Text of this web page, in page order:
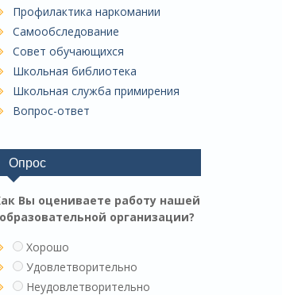
Профилактика наркомании
Самообследование
Совет обучающихся
Школьная библиотека
Школьная служба примирения
Вопрос-ответ
Опрос
Вы оцениваете работу нашей
образовательной организации?
Хорошо
Удовлетворительно
Неудовлетворительно